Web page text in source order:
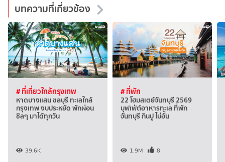
บทความที่เกี่ยวข้อง
# ที่เที่ยวใกล้กรุงเทพ
หาดบางแสน ชลบุรี ทะเลใกล้
กรุงเทพ งบประหยัด พักผ่อน
ชิลๆ มาได้ทุกวัน
39.6K
# ที่พัก
22 โฮมสเตย์จันทบุรี 2569
บุฟเฟ่ต์อาหารทะเล ที่พัก
จันทบุรี กินปู ไม่อั้น
1.9M 8